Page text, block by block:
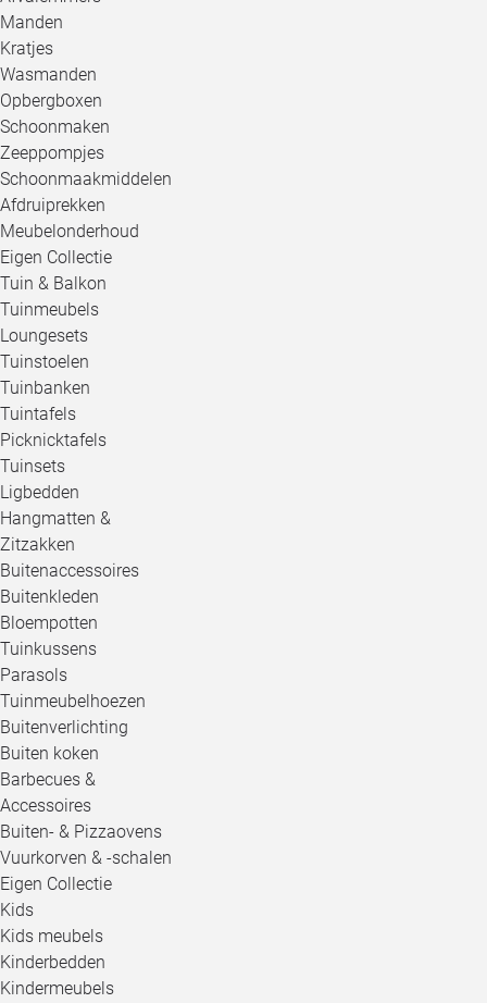
Manden
Kratjes
Wasmanden
Opbergboxen
Schoonmaken
Zeeppompjes
Schoonmaakmiddelen
Afdruiprekken
Meubelonderhoud
Eigen Collectie
Tuin & Balkon
Tuinmeubels
Loungesets
Tuinstoelen
Tuinbanken
Tuintafels
Picknicktafels
Tuinsets
Ligbedden
Hangmatten &
Zitzakken
Buitenaccessoires
Buitenkleden
Bloempotten
Tuinkussens
Parasols
Tuinmeubelhoezen
Buitenverlichting
Buiten koken
Barbecues &
Accessoires
Buiten- & Pizzaovens
Vuurkorven & -schalen
Eigen Collectie
Kids
Kids meubels
Kinderbedden
Kindermeubels